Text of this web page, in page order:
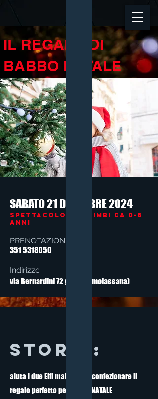
IL REGALO DI
BABBO NATALE
SABATO 21 DICEMBRE 2024
SPETTACOLO per bimbi da 0-8
anni
PRENOTAZIONE
351 5318050
Indirizzo
via Bernardini 72 genova (molassana)
storia:
aiuta i due Elfi maldestri a confezionare il
regalo perfetto per BABBO NATALE